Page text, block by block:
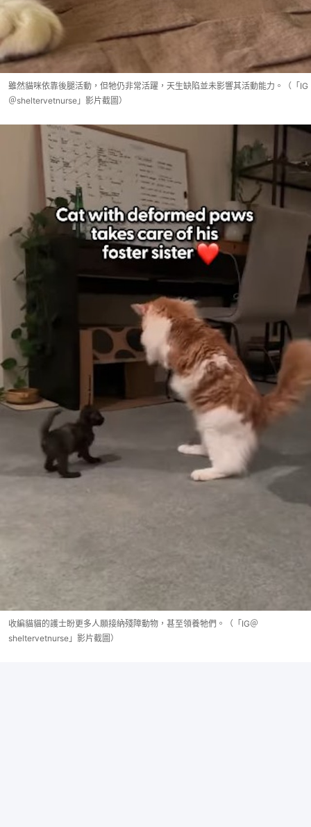
雖然貓咪依靠後腿活動，但牠仍非常活躍，天生缺陷並未影響其活動能力。（「IG
＠sheltervetnurse」影片截圖）
收編貓貓的護士盼更多人願接納殘障動物，甚至領養牠們。（「IG＠
sheltervetnurse」影片截圖）